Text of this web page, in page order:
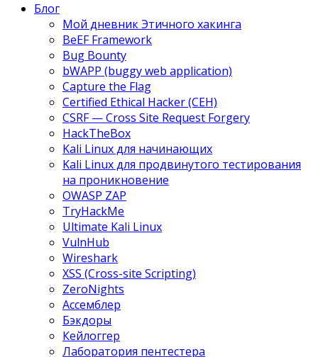
Блог
Мой дневник Этичного хакинга
BeEF Framework
Bug Bounty
bWAPP (buggy web application)
Capture the Flag
Certified Ethical Hacker (CEH)
CSRF — Cross Site Request Forgery
HackTheBox
Kali Linux для начинающих
Kali Linux для продвинутого тестирования
на проникновение
OWASP ZAP
TryHackMe
Ultimate Kali Linux
VulnHub
Wireshark
XSS (Cross-site Scripting)
ZeroNights
Ассемблер
Бэкдоры
Кейлоггер
Лаборатория пентестера